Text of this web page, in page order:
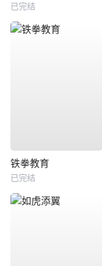
已完结
铁拳教育
已完结